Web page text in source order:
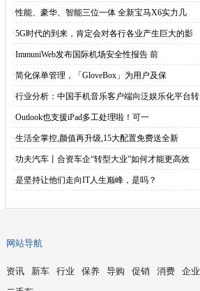
·性能、豪华、智能三位一体 全新宝马X6实力几
·5G时代的到来，肯定会对各行各业产生巨大的影
·ImmuniWeb发布国际机场安全性报告 前
·简化保单管理，「GloveBox」为用户及保
·行业分析：中国手机音乐客户端向泛娱乐化平台转
·Outlook也支援iPad多工处理啦！可一
·生活全掌控,颜值再升级,15大配置免费送全新
·功夫汽车丨合资车企“转型大业”如何才能更高效
·是坚持让他们走向IT人生巅峰，是吗？
网站导航
资讯 新车 行业 保养 导购 促销 消费 企业